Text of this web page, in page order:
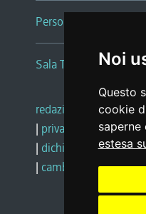
Noi
Questo
cookie
estesa
Persone e Uffici
Sala Tiziano Tessitori
redazione web |note
| privacy
social
| dichiarazione di
| cambio preferenze